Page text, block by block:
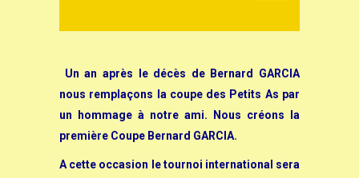
Un an après le décès de Bernard GARCIA
nous remplaçons la coupe des Petits As par
un hommage à notre ami. Nous créons la
première Coupe Bernard GARCIA.
A cette occasion le tournoi international sera